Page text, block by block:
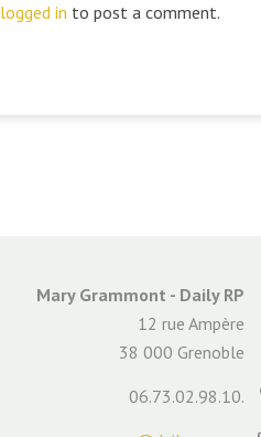
logged in to post a comment.
Mary Grammont - Daily RP
12 rue Ampère
38 000 Grenoble
06.73.02.98.10.